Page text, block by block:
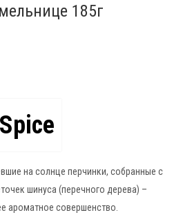
185г
Противень чугунный
Приправа для курицы в
на солнце перчинки, собранные с
шинуса (перечного дерева) –
ароматное совершенство.